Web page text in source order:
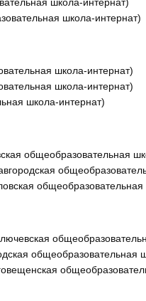
школа-интернат)
школа-интернат)
школа-интернат)
школа-интернат)
общеобразовательная
общеобразовательная
общеобразовательная